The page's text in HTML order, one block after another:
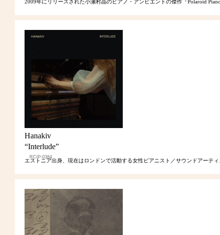
2009年にリリースされた小瀬村晶のピアノ・アンビエントの傑作『Polaroid
Hanakiv
“Interlude”
エストニア出身、現在はロンドンで活動する女性ピアニスト／サウンドアーテ
RCIP-0384